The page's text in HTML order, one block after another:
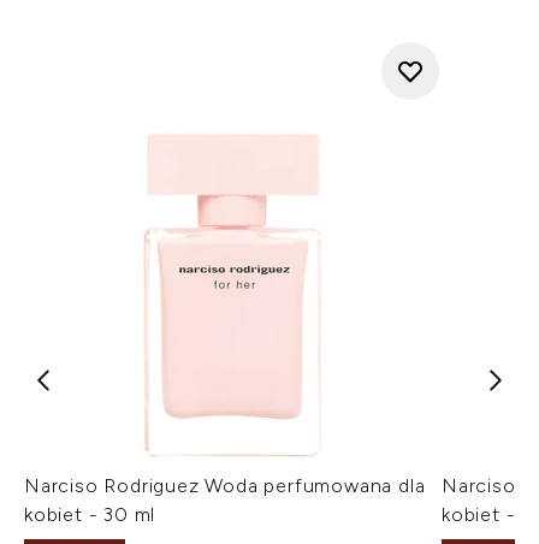
Narciso Rodriguez Woda perfumowana dla
kobiet - 30 ml
Narciso
kobiet -